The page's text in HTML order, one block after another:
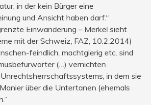
in der kein Bürger eine
und Ansicht haben darf.“
Einwanderung – Merkel sieht
mit der Schweiz, FAZ, 10.2.2014)
feindlich, machtgierig etc. sind
(…) vernichten
in dem sie
über die Untertanen (ehemals